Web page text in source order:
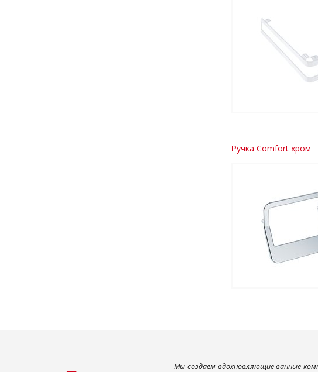
Ручка Comfort хром
Мы создаем вдохновляющие ванные